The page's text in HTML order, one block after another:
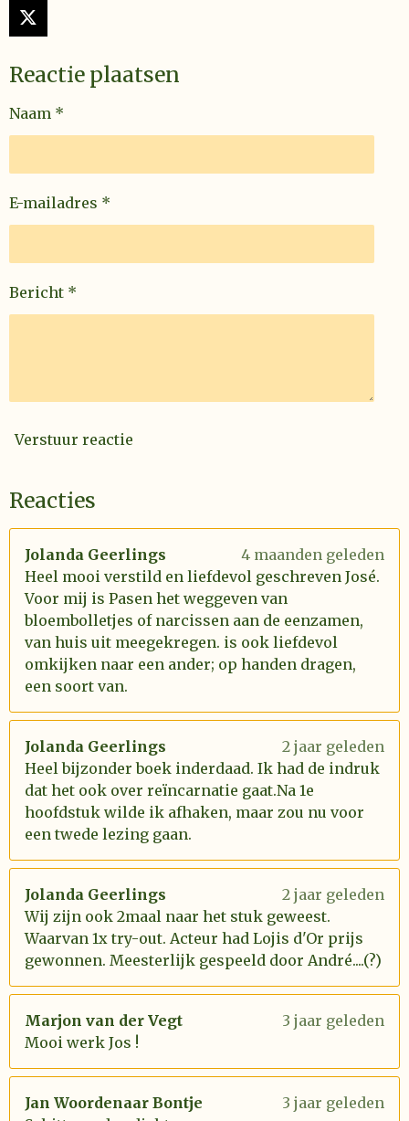
X
Reactie plaatsen
Naam *
E-mailadres *
Bericht *
Verstuur reactie
Reacties
Jolanda Geerlings
4 maanden geleden
Heel mooi verstild en liefdevol geschreven José.
Voor mij is Pasen het weggeven van
bloembolletjes of narcissen aan de eenzamen,
van huis uit meegekregen. is ook liefdevol
omkijken naar een ander; op handen dragen,
een soort van.
Jolanda Geerlings
2 jaar geleden
Heel bijzonder boek inderdaad. Ik had de indruk
dat het ook over reïncarnatie gaat.Na 1e
hoofdstuk wilde ik afhaken, maar zou nu voor
een twede lezing gaan.
Jolanda Geerlings
2 jaar geleden
Wij zijn ook 2maal naar het stuk geweest.
Waarvan 1x try-out. Acteur had Lojis d'Or prijs
gewonnen. Meesterlijk gespeeld door André....(?)
Marjon van der Vegt
3 jaar geleden
Mooi werk Jos !
Jan Woordenaar Bontje
3 jaar geleden